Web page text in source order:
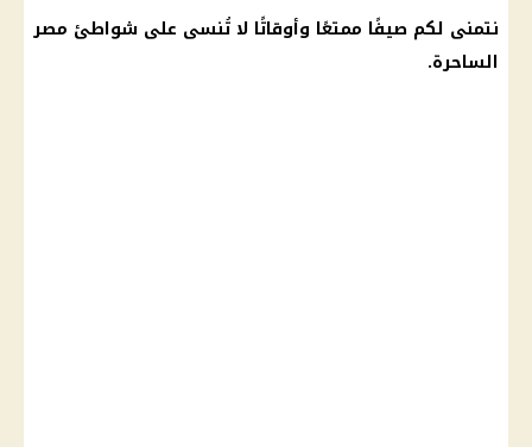
نتمنى لكم صيفًا ممتعًا وأوقاتًا لا تُنسى على شواطئ مصر
الساحرة.